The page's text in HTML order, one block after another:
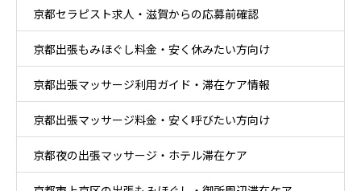
京都セラピスト求人・滋賀からの応募前確認
京都出張もみほぐし料金・安く休みたい方向け
京都出張マッサージ利用ガイド・滞在ケア情報
京都出張マッサージ料金・安く呼びたい方向け
京都夜の出張マッサージ・ホテル滞在ケア